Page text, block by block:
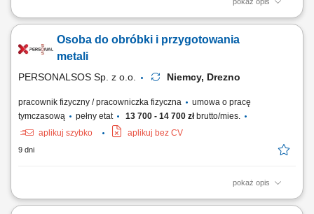
Montaż i wykańczanie wyposażenia kontenerów na ciągniki siodłowe.
Osoba do obróbki i przygotowania
metali
PERSONALSOS Sp. z o.o. Niemcy, Drezno
pracownik fizyczny / pracowniczka fizyczna
umowa o pracę
tymczasową
pełny etat 13 700 - 14 700 złbrutto/mies.
aplikuj szybko
aplikuj bez CV
9 dni
pokaż opis
Opis stanowiska: Wstępne oczyszczanie oraz szykowanie detali ze stali